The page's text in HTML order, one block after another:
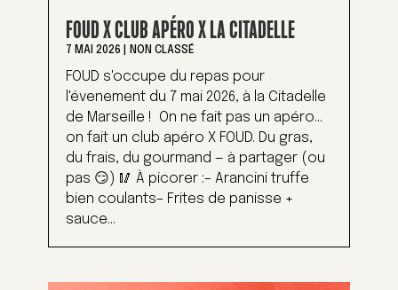
FOUD X CLUB APÉRO X LA CITADELLE
7 MAI 2026 NON CLASSÉ
FOUD s'occupe du repas pour
l'évenement du 7 mai 2026, à la Citadelle
de Marseille ! On ne fait pas un apéro…
on fait un club apéro X FOUD. Du gras,
du frais, du gourmand — à partager (ou
pas 😏) 🥢 À picorer :– Arancini truffe
bien coulants– Frites de panisse +
sauce...